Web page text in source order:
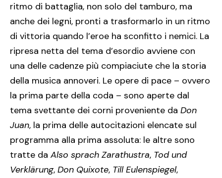
ritmo di battaglia, non solo del tamburo, ma
anche dei legni, pronti a trasformarlo in un ritmo
di vittoria quando l’eroe ha sconfitto i nemici. La
ripresa netta del tema d’esordio avviene con
una delle cadenze più compiaciute che la storia
della musica annoveri. Le opere di pace – ovvero
la prima parte della coda – sono aperte dal
tema svettante dei corni proveniente da Don
Juan, la prima delle autocitazioni elencate sul
programma alla prima assoluta: le altre sono
tratte da Also sprach Zarathustra, Tod und
Verklärung, Don Quixote, Till Eulenspiegel,